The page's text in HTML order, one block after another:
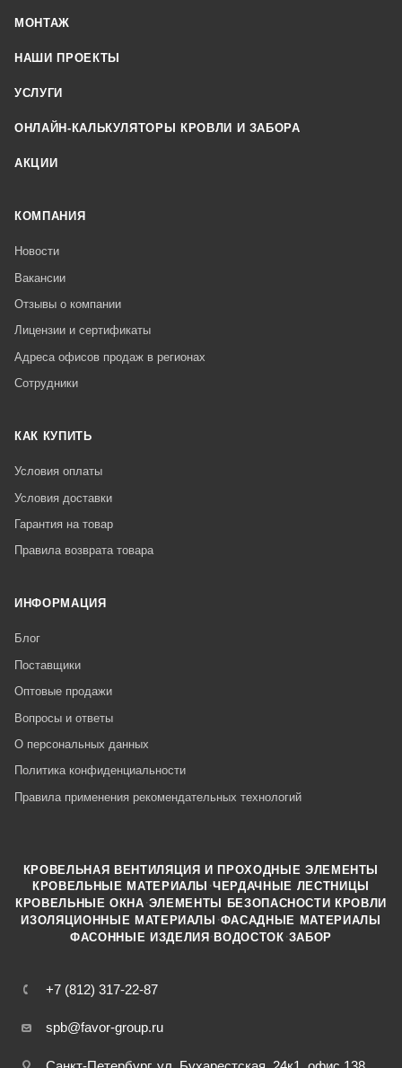
МОНТАЖ
НАШИ ПРОЕКТЫ
УСЛУГИ
ОНЛАЙН-КАЛЬКУЛЯТОРЫ КРОВЛИ И ЗАБОРА
АКЦИИ
КОМПАНИЯ
Новости
Вакансии
Отзывы о компании
Лицензии и сертификаты
Адреса офисов продаж в регионах
Сотрудники
КАК КУПИТЬ
Условия оплаты
Условия доставки
Гарантия на товар
Правила возврата товара
ИНФОРМАЦИЯ
Блог
Поставщики
Оптовые продажи
Вопросы и ответы
О персональных данных
Политика конфиденциальности
Правила применения рекомендательных технологий
+7 (812) 317-22-87
spb@favor-group.ru
КРОВЕЛЬНАЯ ВЕНТИЛЯЦИЯ И ПРОХОДНЫЕ ЭЛЕМЕНТЫ
КРОВЕЛЬНЫЕ МАТЕРИАЛЫ ·ЧЕРДАЧНЫЕ ЛЕСТНИЦЫ
КРОВЕЛЬНЫЕ ОКНА ·ЭЛЕМЕНТЫ БЕЗОПАСНОСТИ КРОВЛИ
ИЗОЛЯЦИОННЫЕ МАТЕРИАЛЫ ·ФАСАДНЫЕ МАТЕРИАЛЫ
ФАСОННЫЕ ИЗДЕЛИЯ ·ВОДОСТОК ·ЗАБОР